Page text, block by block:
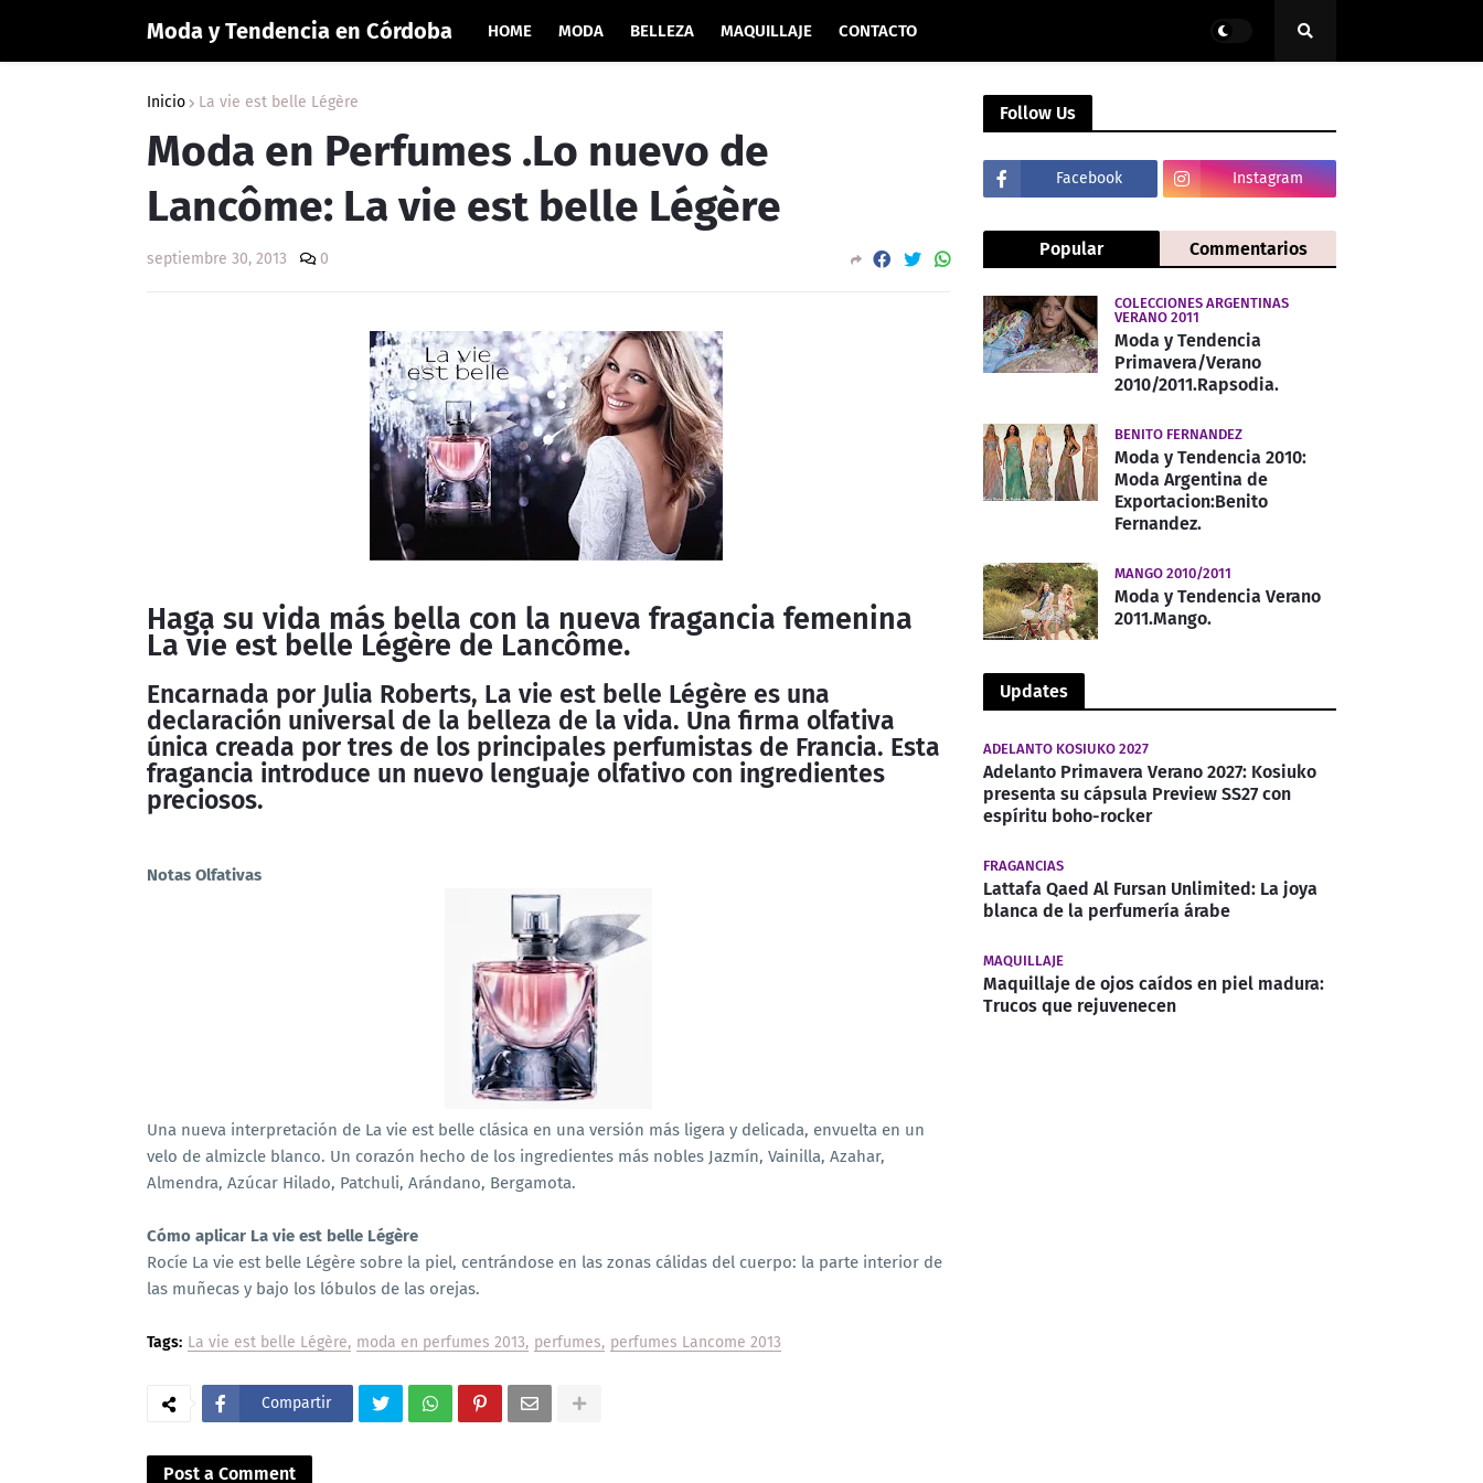
Moda y Tendencia en Córdoba HOME MODA BELLEZA MAQUILLAJE CONTACTO
Inicio La vie est belle Légère
Moda en Perfumes .Lo nuevo de
Lancôme: La vie est belle Légère
septiembre 30, 2013 0
Haga su vida más bella con la nueva fragancia femenina
La vie est belle Légère de Lancôme.
Encarnada por Julia Roberts, La vie est belle Légère es una
declaración universal de la belleza de la vida. Una firma olfativa
única creada por tres de los principales perfumistas de Francia. Esta
fragancia introduce un nuevo lenguaje olfativo con ingredientes
preciosos.
Notas Olfativas
Una nueva interpretación de La vie est belle clásica en una versión más ligera y delicada, envuelta en un
velo de almizcle blanco. Un corazón hecho de los ingredientes más nobles Jazmín, Vainilla, Azahar,
Almendra, Azúcar Hilado, Patchuli, Arándano, Bergamota.
Cómo aplicar La vie est belle Légère
Rocíe La vie est belle Légère sobre la piel, centrándose en las zonas cálidas del cuerpo: la parte interior de
las muñecas y bajo los lóbulos de las orejas.
Tags: La vie est belle Légère moda en perfumes 2013 perfumes perfumes Lancome 2013
Compartir
Post a Comment
Follow Us
Facebook Instagram
Popular Commentarios
COLECCIONES ARGENTINAS
VERANO 2011
Moda y Tendencia
Primavera/Verano
2010/2011.Rapsodia.
BENITO FERNANDEZ
Moda y Tendencia 2010:
Moda Argentina de
Exportacion:Benito
Fernandez.
MANGO 2010/2011
Moda y Tendencia Verano
2011.Mango.
Updates
ADELANTO KOSIUKO 2027
Adelanto Primavera Verano 2027: Kosiuko
presenta su cápsula Preview SS27 con
espíritu boho-rocker
FRAGANCIAS
Lattafa Qaed Al Fursan Unlimited: La joya
blanca de la perfumería árabe
MAQUILLAJE
Maquillaje de ojos caídos en piel madura:
Trucos que rejuvenecen